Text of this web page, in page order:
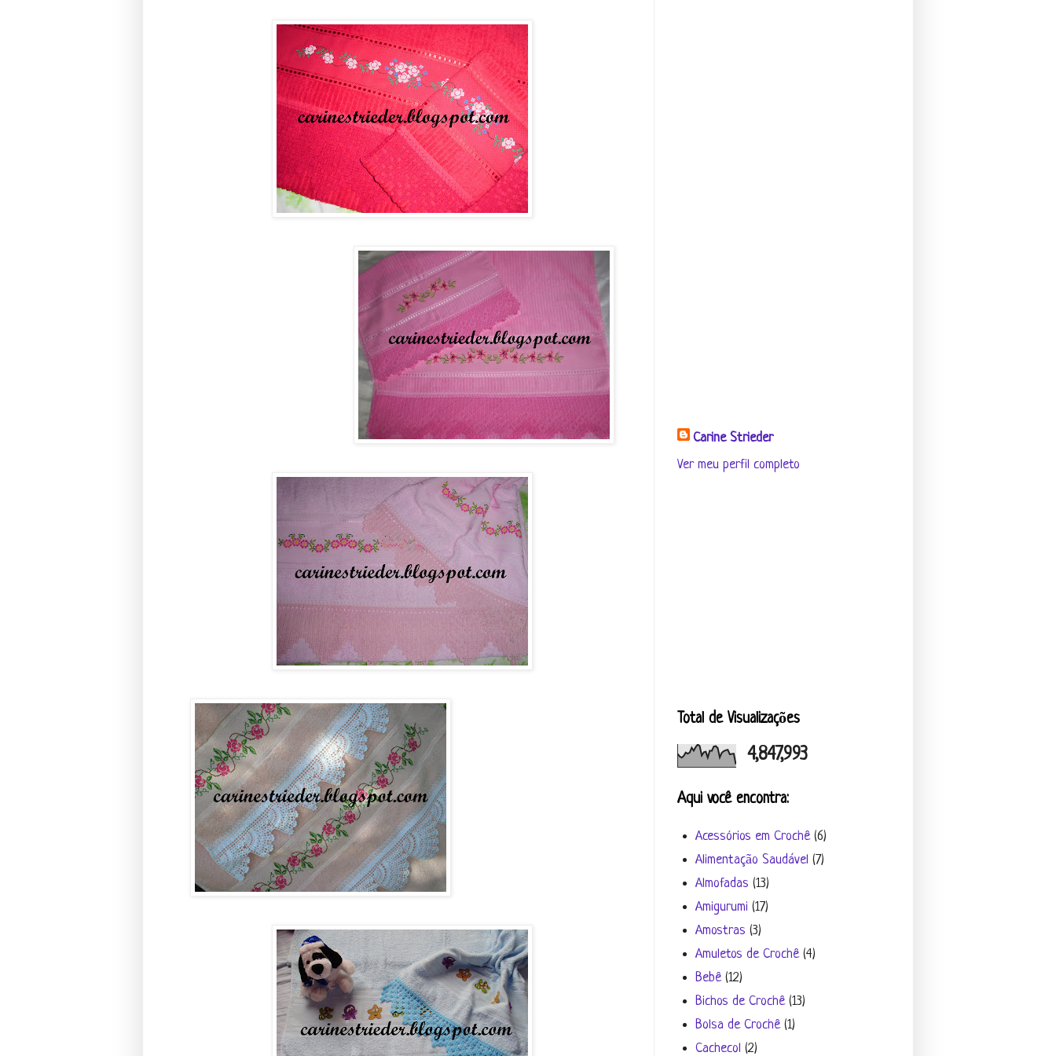
Carine Strieder
Ver meu perfil completo
Total de Visualizações
4,847,993
Aqui você encontra:
Acessórios em Crochê (6)
Alimentação Saudável (7)
Almofadas (13)
Amigurumi (17)
Amostras (3)
Amuletos de Crochê (4)
Bebê (12)
Bichos de Crochê (13)
Bolsa de Crochê (1)
Cachecol (2)